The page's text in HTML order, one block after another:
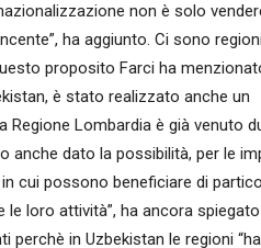
non è solo
ha aggiunto. Ci sono
proposito Farci ha
è stato realizzato anche un
Regione Lombardia è già venuto
anche dato la possibilità, per le
cui possono beneficiare di
loro attività”, ha ancora spiegato
in Uzbekistan le regioni